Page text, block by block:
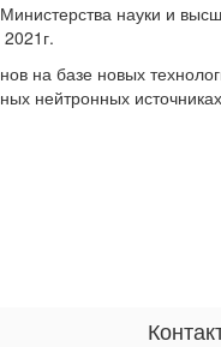
науки и
на базе новых
нейтронных